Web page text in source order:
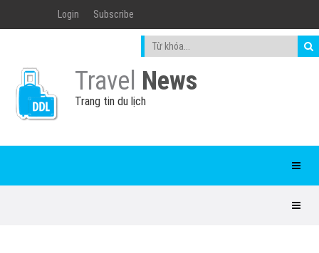
Login Subscribe
Travel News
Trang tin du lịch